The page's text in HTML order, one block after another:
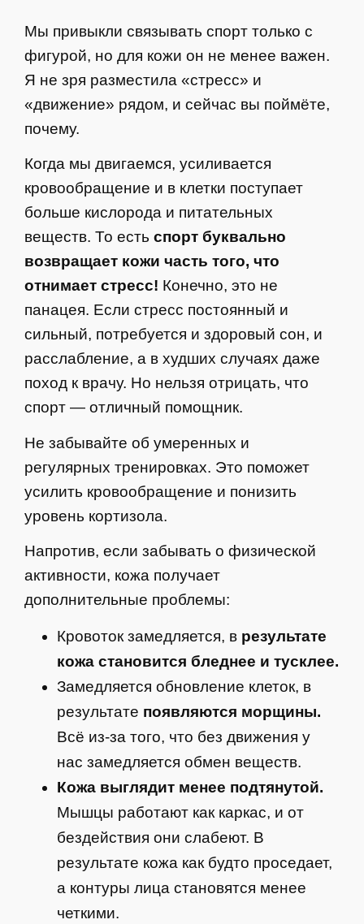
Мы привыкли связывать спорт только с
фигурой, но для кожи он не менее важен.
Я не зря разместила «стресс» и
«движение» рядом, и сейчас вы поймёте,
почему.
Когда мы двигаемся, усиливается
кровообращение и в клетки поступает
больше кислорода и питательных
веществ. То естьспорт буквально
возвращает кожи часть того, что
отнимает стресс! Конечно, это не
панацея. Если стресс постоянный и
сильный, потребуется и здоровый сон, и
расслабление, а в худших случаях даже
поход к врачу. Но нельзя отрицать, что
спорт — отличный помощник.
Не забывайте об умеренных и
регулярных тренировках. Это поможет
усилить кровообращение и понизить
уровень кортизола.
Напротив, если забывать о физической
активности, кожа получает
дополнительные проблемы:
Кровоток замедляется, в результате
кожа становится бледнее и тусклее.
Замедляется обновление клеток, в
результате появляются морщины.
Всё из-за того, что без движения у
нас замедляется обмен веществ.
Кожа выглядит менее подтянутой.
Мышцы работают как каркас, и от
бездействия они слабеют. В
результате кожа как будто проседает,
а контуры лица становятся менее
четкими.